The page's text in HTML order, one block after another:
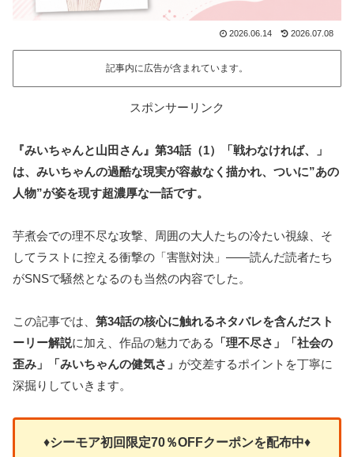
2026.06.14 2026.07.08
記事内に広告が含まれています。
スポンサーリンク
『みいちゃんと山田さん』第34話（1）「戦わなければ、」
は、みいちゃんの過酷な現実が容赦なく描かれ、ついに”あの
人物”が姿を現す超濃厚な一話です。
芋煮会での理不尽な攻撃、周囲の大人たちの冷たい視線、そ
してラストに控える衝撃の「害獣対決」——読んだ読者たち
がSNSで騒然となるのも当然の内容でした。
この記事では、 第34話の核心に触れるネタバレを含んだスト
ーリー解説に加え、作品の魅力である
「理不尽さ」「社会の
歪み」「みいちゃんの健気さ」 が交差するポイントを丁寧に
深掘りしていきます。
♦シーモア初回限定70％OFFクーポンを配布中♦